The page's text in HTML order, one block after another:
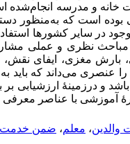
و مدرسه انجام‌شده
بوده است که به‌منظور
در سایر کشورها
نظری و عملی
بارش مغزی، ایفای
را عنصری می‌داند که
باشد و درزمینۀ ارزشیابی
آموزشی با عناصر معرفی
والدین، معلم، ضمن خدمت